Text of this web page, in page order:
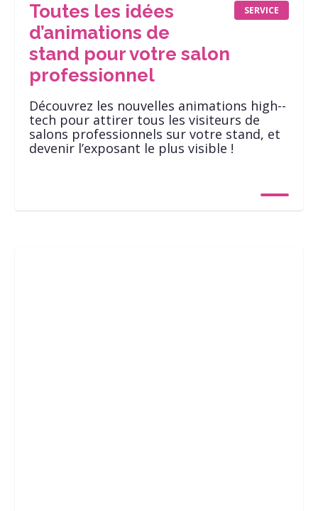
SERVICE
Toutes les idées
d’animations de
stand pour votre salon
professionnel
Découvrez les nouvelles animations high-­
tech pour attirer tous les visiteurs de
salons professionnels sur votre stand, et
devenir l’exposant le plus visible !